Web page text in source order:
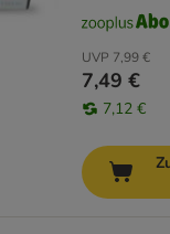
UVP 7,99 €
7,49 €
7,12 €